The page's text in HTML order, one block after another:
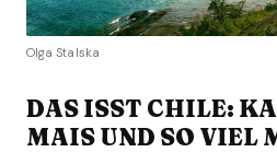
Olga Stalska
DAS ISST CHILE:
MAIS UND SO VIEL